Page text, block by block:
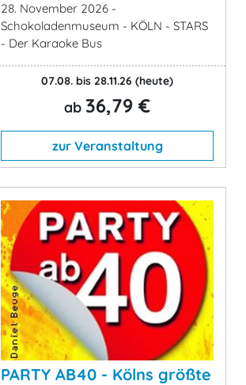
28. November 2026 -
Schokoladenmuseum - KÖLN - STARS
- Der Karaoke Bus
07.08. bis 28.11.26 (heute)
ab 36,79 €
zur Veranstaltung
PARTY AB40 - Kölns größte